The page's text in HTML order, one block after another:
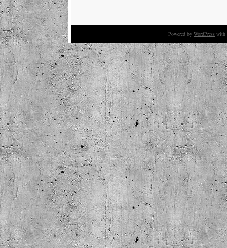
Powered by WordPress with